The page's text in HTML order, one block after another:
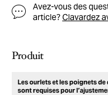
Avez-vous des
article?Clavardez
Produit
Les ourlets et les poignets
sont requises pour